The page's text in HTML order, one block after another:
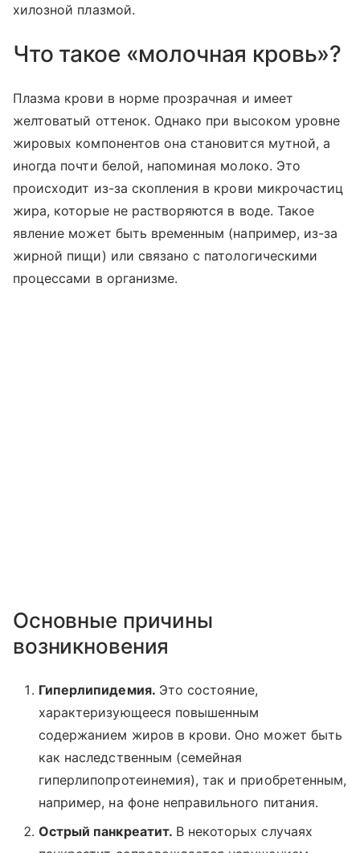
хилозной плазмой.
Что такое «молочная кровь»?
Плазма крови в норме прозрачная и имеет
желтоватый оттенок. Однако при высоком уровне
жировых компонентов она становится мутной, а
иногда почти белой, напоминая молоко. Это
происходит из-за скопления в крови микрочастиц
жира, которые не растворяются в воде. Такое
явление может быть временным (например, из-за
жирной пищи) или связано с патологическими
процессами в организме.
Основные причины
возникновения
Гиперлипидемия. Это состояние,
характеризующееся повышенным
содержанием жиров в крови. Оно может быть
как наследственным (семейная
гиперлипопротеинемия), так и приобретенным,
например, на фоне неправильного питания.
Острый панкреатит. В некоторых случаях